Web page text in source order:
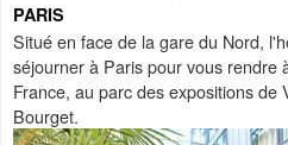
PARIS
Situé en face de la gare du Nord,
séjourner à Paris pour vous rendre
France, au parc des expositions de
Bourget.